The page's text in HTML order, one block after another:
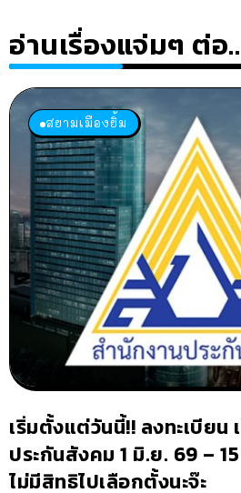
อ่านเรื่องแจ่มๆ ต่อ..
สยามเมืองยิ้ม
เริ่มตั้งแต่วันนี้!! ลงทะเบียน
ประกันสังคม 1 มิ.ย. 69 –
ไม่มีสิทธิไปเลือกตั้งนะจ๊ะ